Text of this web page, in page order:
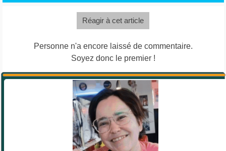
Réagir à cet article
Personne n'a encore laissé de commentaire.
Soyez donc le premier !